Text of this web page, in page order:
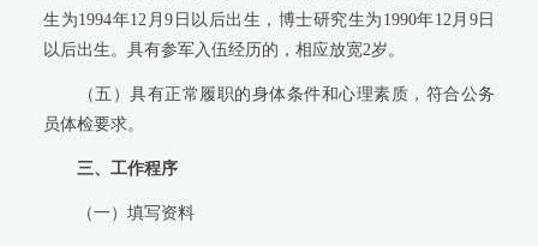
生为1994年12月9日以后出生，博士研究生为1990年12月9日
以后出生。具有参军入伍经历的，相应放宽2岁。
（五）具有正常履职的身体条件和心理素质，符合公务
员体检要求。
三、工作程序
（一）填写资料